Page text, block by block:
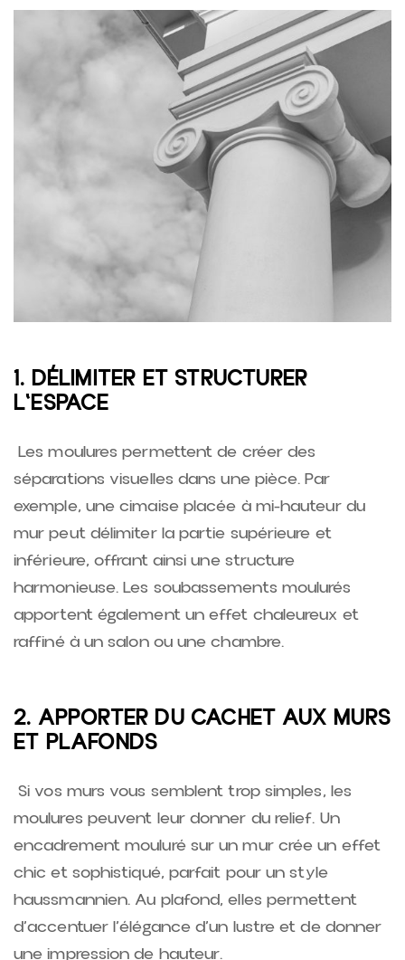
1. DÉLIMITER ET STRUCTURER
L'ESPACE
Les moulures permettent de créer des
séparations visuelles dans une pièce. Par
exemple, une cimaise placée à mi-hauteur du
mur peut délimiter la partie supérieure et
inférieure, offrant ainsi une structure
harmonieuse. Les soubassements moulurés
apportent également un effet chaleureux et
raffiné à un salon ou une chambre.
2. APPORTER DU CACHET AUX MURS
ET PLAFONDS
Si vos murs vous semblent trop simples, les
moulures peuvent leur donner du relief. Un
encadrement mouluré sur un mur crée un effet
chic et sophistiqué, parfait pour un style
haussmannien. Au plafond, elles permettent
d’accentuer l’élégance d’un lustre et de donner
une impression de hauteur.